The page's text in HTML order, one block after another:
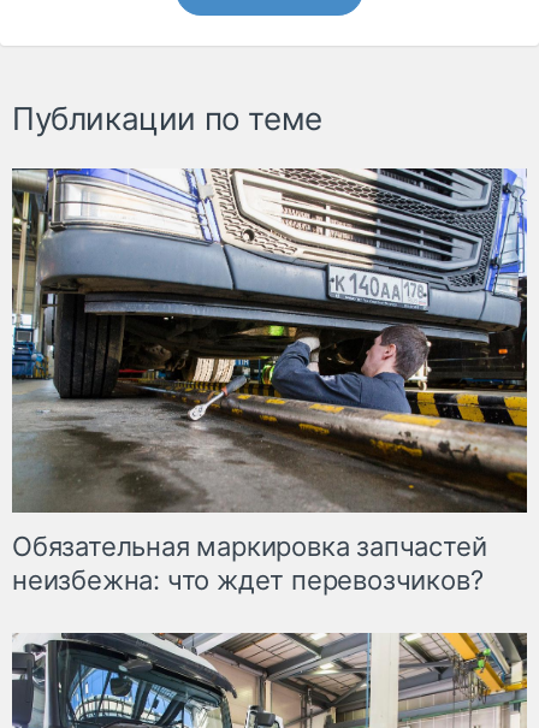
Публикации по теме
Обязательная маркировка запчастей
неизбежна: что ждет перевозчиков?